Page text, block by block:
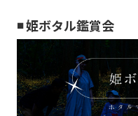
◾️ 姫ボタル鑑賞会